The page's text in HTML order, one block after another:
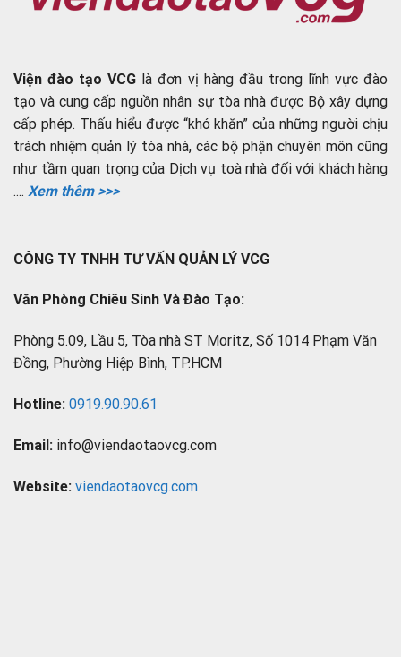
Viện đào tạo VCG là đơn vị hàng đầu trong lĩnh vực đào
tạo và cung cấp nguồn nhân sự tòa nhà được Bộ xây dựng
cấp phép. Thấu hiểu được “khó khăn” của những người chịu
trách nhiệm quản lý tòa nhà, các bộ phận chuyên môn cũng
như tầm quan trọng của Dịch vụ toà nhà đối với khách hàng
.... Xem thêm >>>
CÔNG TY TNHH TƯ VẤN QUẢN LÝ VCG
Văn Phòng Chiêu Sinh Và Đào Tạo:
Phòng 5.09, Lầu 5, Tòa nhà ST Moritz, Số 1014 Phạm Văn
Đồng, Phường Hiệp Bình, TP.HCM
Hotline: 0919.90.90.61
Email: info@viendaotaovcg.com
Website: viendaotaovcg.com